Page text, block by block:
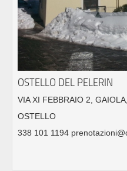
OSTELLO DEL PELERIN
VIA XI FEBBRAIO 2,
OSTELLO
338 101 1194